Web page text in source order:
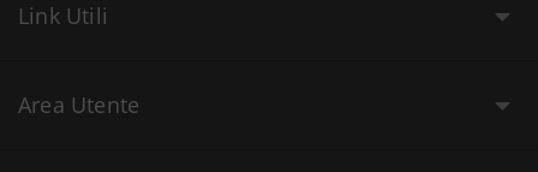
Link Utili
Area Utente